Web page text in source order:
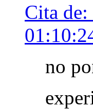
Cita
no